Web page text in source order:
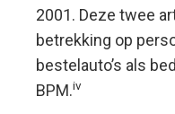
2001. Deze twee
betrekking op
bestelauto’s als
BPM.iv